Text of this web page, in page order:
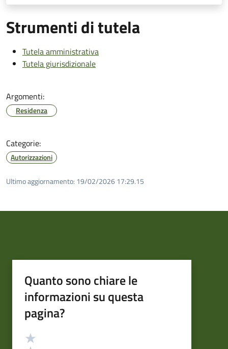
Strumenti di tutela
Tutela amministrativa
Tutela giurisdizionale
Argomenti:
Residenza
Categorie:
Autorizzazioni
Ultimo aggiornamento: 19/02/2026 17:29.15
Quanto sono chiare le
informazioni su questa
pagina?
Valutazione